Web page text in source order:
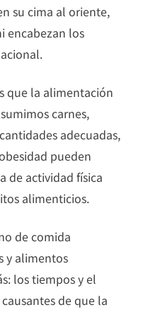
su cima al oriente,
encabezan los
que la alimentación
carnes,
adecuadas,
pueden
de actividad física
alimenticios.
de comida
y alimentos
los tiempos y el
de que la